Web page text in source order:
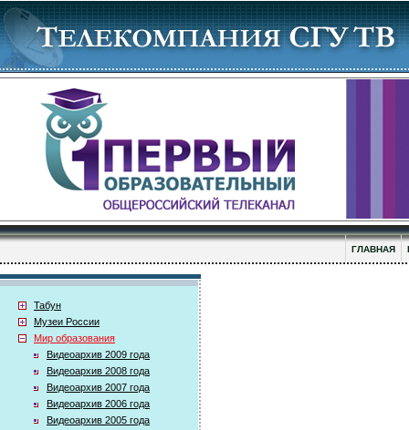
ГЛАВНАЯ
Табун
Музеи России
Мир образования
Видеоархив 2009 года
Видеоархив 2008 года
Видеоархив 2007 года
Видеоархив 2006 года
Видеоархив 2005 года